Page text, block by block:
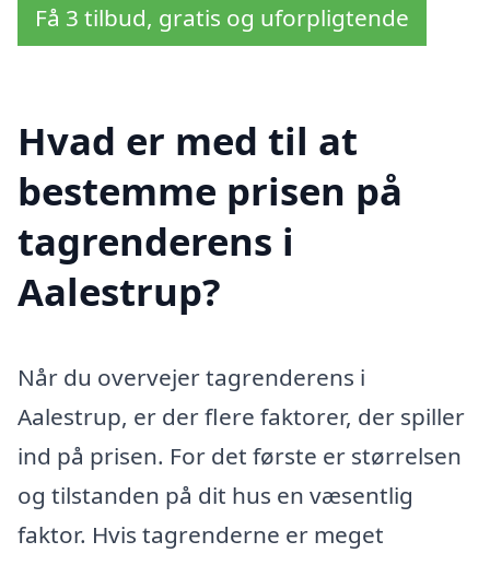
Få 3 tilbud, gratis og uforpligtende
Hvad er med til at
bestemme prisen på
tagrenderens i
Aalestrup?
Når du overvejer tagrenderens i
Aalestrup, er der flere faktorer, der spiller
ind på prisen. For det første er størrelsen
og tilstanden på dit hus en væsentlig
faktor. Hvis tagrenderne er meget